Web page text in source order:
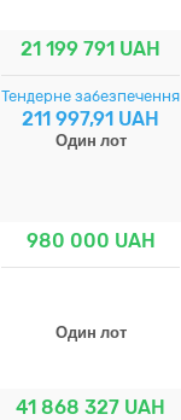
21 199 791 UAH
Тендерне забезпечення
211 997,91 UAH
Один лот
980 000 UAH
Один лот
41 868 327 UAH